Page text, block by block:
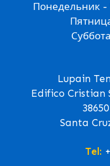
Понедельник -
Lupain
Edifico Cristian
Santa
Tel: